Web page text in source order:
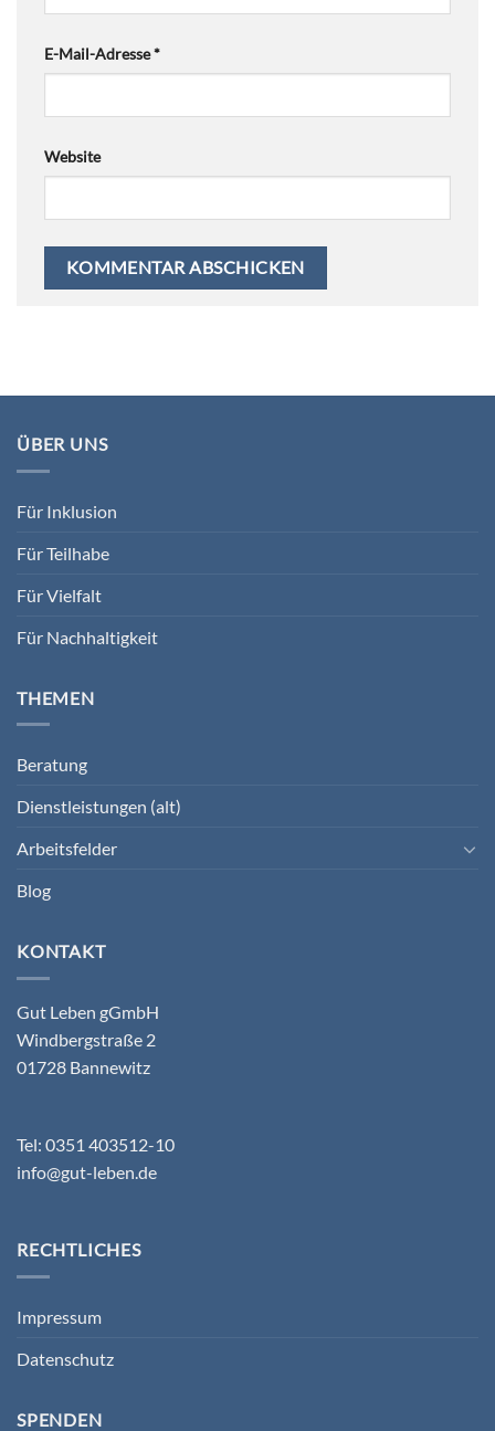
E-Mail-Adresse*
Website
ÜBER UNS
Für Inklusion
Für Teilhabe
Für Vielfalt
Für Nachhaltigkeit
THEMEN
Beratung
Dienstleistungen (alt)
Arbeitsfelder
Blog
KONTAKT
Gut Leben gGmbH
Windbergstraße 2
01728 Bannewitz
Tel: 0351 403512-10
info@gut-leben.de
RECHTLICHES
Impressum
Datenschutz
SPENDEN